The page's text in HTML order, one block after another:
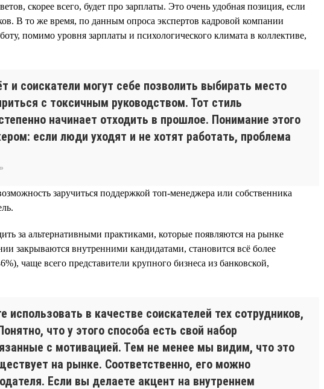
скорее всего, будет про зарплаты. Это очень удобная позиция, если
В то же время, по данным опроса экспертов кадровой компании
помимо уровня зарплаты и психологического климата в коллективе,
и соискатели могут себе позволить выбирать место
с токсичным руководством. Тот стиль
начинает отходить в прошлое. Понимание этого
если люди уходят и не хотят работать, проблема
заручиться поддержкой топ-менеджера или собственника
за альтернативными практиками, которые появляются на рынке
внутренними кандидатами, становится всё более
чаще всего представители крупного бизнеса из банковской,
в качестве соискателей тех сотрудников,
что у этого способа есть свой набор
с мотивацией. Тем не менее мы видим, что это
на рынке. Соответственно, его можно
Если вы делаете акцент на внутреннем